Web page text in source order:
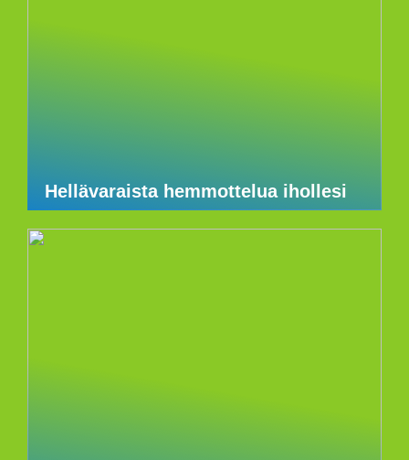
Hellävaraista hemmottelua ihollesi